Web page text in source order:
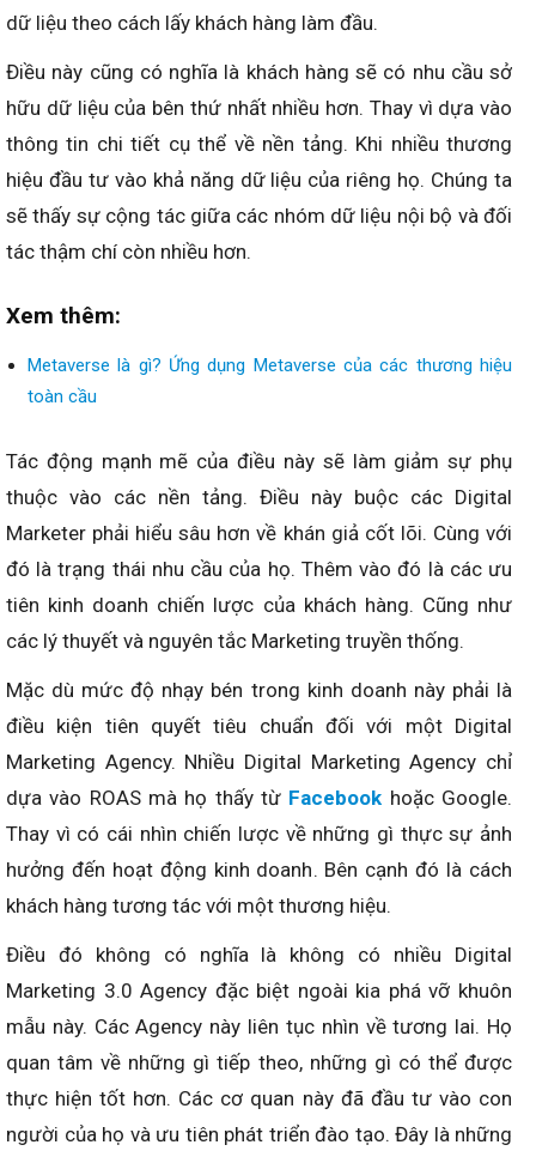
dữ liệu theo cách lấy khách hàng làm đầu.
Điều này cũng có nghĩa là khách hàng sẽ có nhu cầu sở
hữu dữ liệu của bên thứ nhất nhiều hơn. Thay vì dựa vào
thông tin chi tiết cụ thể về nền tảng. Khi nhiều thương
hiệu đầu tư vào khả năng dữ liệu của riêng họ. Chúng ta
sẽ thấy sự cộng tác giữa các nhóm dữ liệu nội bộ và đối
tác thậm chí còn nhiều hơn.
Xem thêm:
Metaverse là gì? Ứng dụng Metaverse của các thương hiệu
toàn cầu
Tác động mạnh mẽ của điều này sẽ làm giảm sự phụ
thuộc vào các nền tảng. Điều này buộc các Digital
Marketer phải hiểu sâu hơn về khán giả cốt lõi. Cùng với
đó là trạng thái nhu cầu của họ. Thêm vào đó là các ưu
tiên kinh doanh chiến lược của khách hàng. Cũng như
các lý thuyết và nguyên tắc Marketing truyền thống.
Mặc dù mức độ nhạy bén trong kinh doanh này phải là
điều kiện tiên quyết tiêu chuẩn đối với một Digital
Marketing Agency. Nhiều Digital Marketing Agency chỉ
dựa vào ROAS mà họ thấy từ Facebook hoặc Google.
Thay vì có cái nhìn chiến lược về những gì thực sự ảnh
hưởng đến hoạt động kinh doanh. Bên cạnh đó là cách
khách hàng tương tác với một thương hiệu.
Điều đó không có nghĩa là không có nhiều Digital
Marketing 3.0 Agency đặc biệt ngoài kia phá vỡ khuôn
mẫu này. Các Agency này liên tục nhìn về tương lai. Họ
quan tâm về những gì tiếp theo, những gì có thể được
thực hiện tốt hơn. Các cơ quan này đã đầu tư vào con
người của họ và ưu tiên phát triển đào tạo. Đây là những